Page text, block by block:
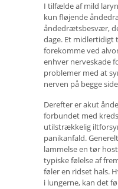
I tilfælde af mild
kun fløjende
åndedrætsbesvær,
dage. Et midlertidigt
forekomme ved
enhver nerveskade
problemer med at
nerven på begge
Derefter er akut
forbundet med
utilstrækkelig
panikanfald.
lammelse en tør
typiske følelse af
føler en ridset hals.
i lungerne, kan det